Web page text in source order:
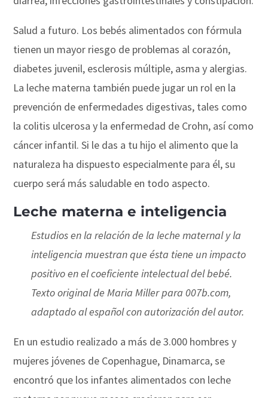
Salud a futuro. Los bebés alimentados con fórmula
tienen un mayor riesgo de problemas al corazón,
diabetes juvenil, esclerosis múltiple, asma y alergias.
La leche materna también puede jugar un rol en la
prevención de enfermedades digestivas, tales como
la colitis ulcerosa y la enfermedad de Crohn, así como
cáncer infantil. Si le das a tu hijo el alimento que la
naturaleza ha dispuesto especialmente para él, su
cuerpo será más saludable en todo aspecto.
Leche materna e inteligencia
Estudios en la relación de la leche maternal y la
inteligencia muestran que ésta tiene un impacto
positivo en el coeficiente intelectual del bebé.
Texto original de Maria Miller para 007b.com,
adaptado al español con autorización del autor.
En un estudio realizado a más de 3.000 hombres y
mujeres jóvenes de Copenhague, Dinamarca, se
encontró que los infantes alimentados con leche